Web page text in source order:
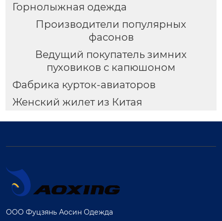
Горнолыжная одежда
Производители популярных
фасонов
Ведущий покупатель зимних
пуховиков с капюшоном
Фабрика курток-авиаторов
Женский жилет из Китая
ООО Фуцзянь Аосин Одежда